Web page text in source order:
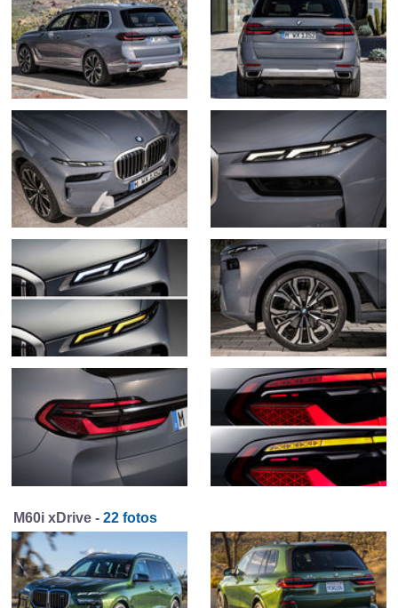
M60i xDrive - 22 fotos